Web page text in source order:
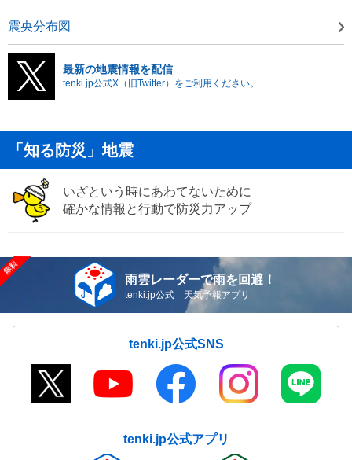
震央分布図
最新の地震情報を配信
tenki.jp公式X（旧Twitter）をご利用ください。
「知る防災」地震
いざという時にあわてないために
確かな情報と行動で防災力アップ
雨雲レーダーで雨を回避！
tenki.jp公式 天気予報アプリ
tenki.jp公式SNS
tenki.jp公式アプリ